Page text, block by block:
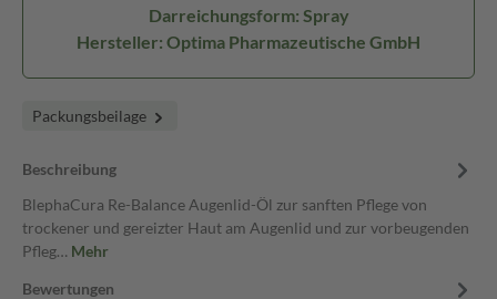
Darreichungsform: Spray
Hersteller: Optima Pharmazeutische GmbH
Packungsbeilage
Beschreibung
BlephaCura Re-Balance Augenlid-Öl zur sanften Pflege von
trockener und gereizter Haut am Augenlid und zur vorbeugenden
Pfleg… Mehr
Bewertungen